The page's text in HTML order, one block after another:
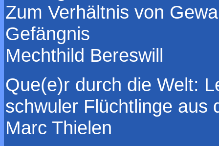
Zum Verhältnis von
Gefängnis
Mechthild Bereswill
Que(e)r durch die Welt:
schwuler Flüchtlinge aus
Marc Thielen